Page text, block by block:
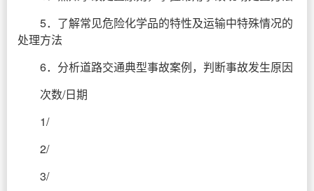
5．了解常见危险化学品的特性及运输中特殊情况的
处理方法
6．分析道路交通典型事故案例，判断事故发生原因
次数/日期
1/
2/
3/